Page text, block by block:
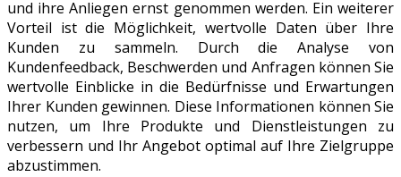
und ihre Anliegen ernst genommen werden. Ein weiterer
Vorteil ist die Möglichkeit, wertvolle Daten über Ihre
Kunden zu sammeln. Durch die Analyse von
Kundenfeedback, Beschwerden und Anfragen können Sie
wertvolle Einblicke in die Bedürfnisse und Erwartungen
Ihrer Kunden gewinnen. Diese Informationen können Sie
nutzen, um Ihre Produkte und Dienstleistungen zu
verbessern und Ihr Angebot optimal auf Ihre Zielgruppe
abzustimmen.